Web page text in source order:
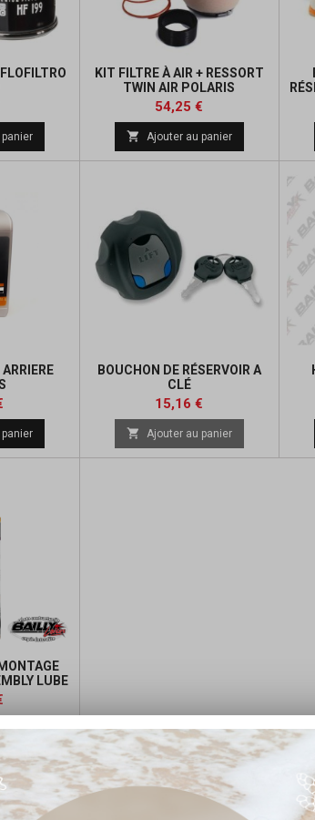
KIT FILTRE À AIR + RESSORT
TWIN AIR POLARIS
Prix
54,25 €
base
 Ajouter au panier
BOUCHON DE RÉSERVOIR A
CLÉ
Prix
15,16 €
base
 Ajouter au panier
LUBE